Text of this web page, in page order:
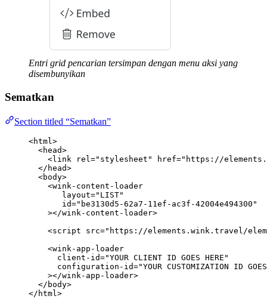
Entri grid pencarian tersimpan dengan menu aksi yang
disembunyikan
Sematkan
Section titled “Sematkan”
<html >
<head>
<link rel =" stylesheet " href=" https://
</ head>
<body>
<wink-content-loader
layout=" LIST"
id=" be3130d5-62a7-11ef-ac3f-42004e494300 "
></wink-content-loader>
<script src=" https://elements.wink.travel/
<wink-app-loader
client-id="YOUR CLIENT ID GOES HERE "
configuration-id="YOUR CUSTOMIZATION ID
></wink-app-loader>
</ body>
</ html >